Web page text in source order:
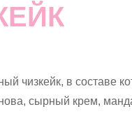
чизкейк, в составе
сырный крем,